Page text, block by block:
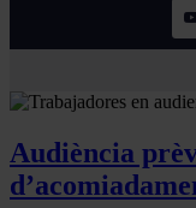
Audiència